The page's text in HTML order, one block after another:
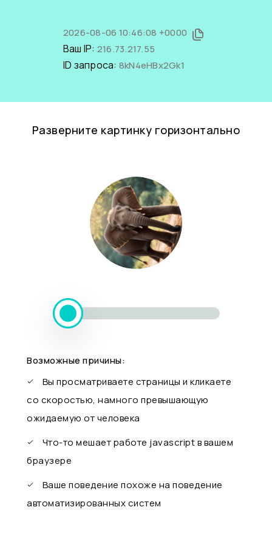
2026-08-06 10:46:08 +0000
Ваш IP: 216.73.217.55
ID запроса: 8kN4eHBx2Gk1
Разверните картинку горизонтально
Возможные причины:
Вы просматриваете страницы и кликаете
со скоростью, намного превышающую
ожидаемую от человека
Что-то мешает работе javascript в вашем
браузере
Ваше поведение похоже на поведение
автоматизированных систем